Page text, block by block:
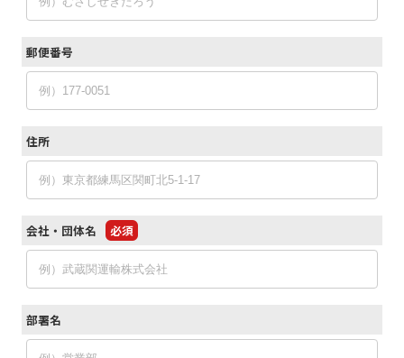
郵便番号
住所
会社・団体名 必須
部署名